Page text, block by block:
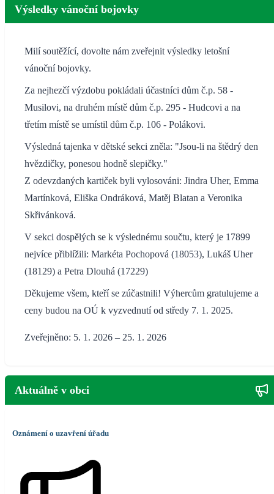
Výsledky vánoční bojovky
Milí soutěžící, dovolte nám zveřejnit výsledky letošní
vánoční bojovky.
Za nejhezčí výzdobu pokládali účastníci dům č.p. 58 -
Musilovi, na druhém místě dům č.p. 295 - Hudcovi a na
třetím místě se umístil dům č.p. 106 - Polákovi.
Výsledná tajenka v dětské sekci zněla: "Jsou-li na štědrý den
hvězdičky, ponesou hodně slepičky."
Z odevzdaných kartiček byli vylosováni: Jindra Uher, Emma
Martínková, Eliška Ondráková, Matěj Blatan a Veronika
Skřivánková.
V sekci dospělých se k výslednému součtu, který je 17899
nejvíce přiblížili: Markéta Pochopová (18053), Lukáš Uher
(18129) a Petra Dlouhá (17229)
Děkujeme všem, kteří se zúčastnili! Výhercům gratulujeme a
ceny budou na OÚ k vyzvednutí od středy 7. 1. 2025.
Zveřejněno: 5. 1. 2026 – 25. 1. 2026
Aktuálně v obci
Oznámení o uzavření úřadu